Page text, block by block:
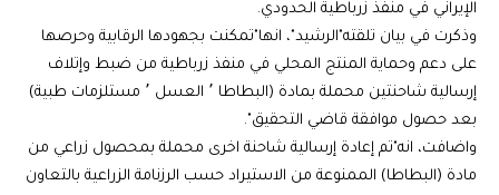
الإيراني في منفذ زرباطية الحدودي.
وذكرت في بيان تلقته"الرشيد"، انها"تمكنت بجهودها الرقابية وحرصها
على دعم وحماية المنتج المحلي في منفذ زرباطية من ضبط وإتلاف
إرسالية شاحنتين محملة بمادة (البطاطا ٬ العسل ٬ مستلزمات طبية)
بعد حصول موافقة قاضي التحقيق".
واضافت، انه"تم إعادة إرسالية شاحنة اخرى محملة بمحصول زراعي من
مادة (البطاطا) الممنوعة من الاستيراد حسب الرزنامة الزراعية بالتعاون